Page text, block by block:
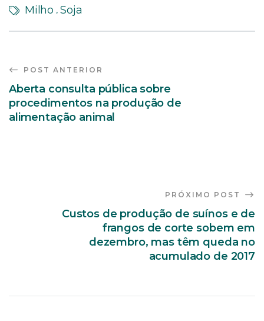
Milho , Soja
POST ANTERIOR
Aberta consulta pública sobre
procedimentos na produção de
alimentação animal
PRÓXIMO POST
Custos de produção de suínos e de
frangos de corte sobem em
dezembro, mas têm queda no
acumulado de 2017